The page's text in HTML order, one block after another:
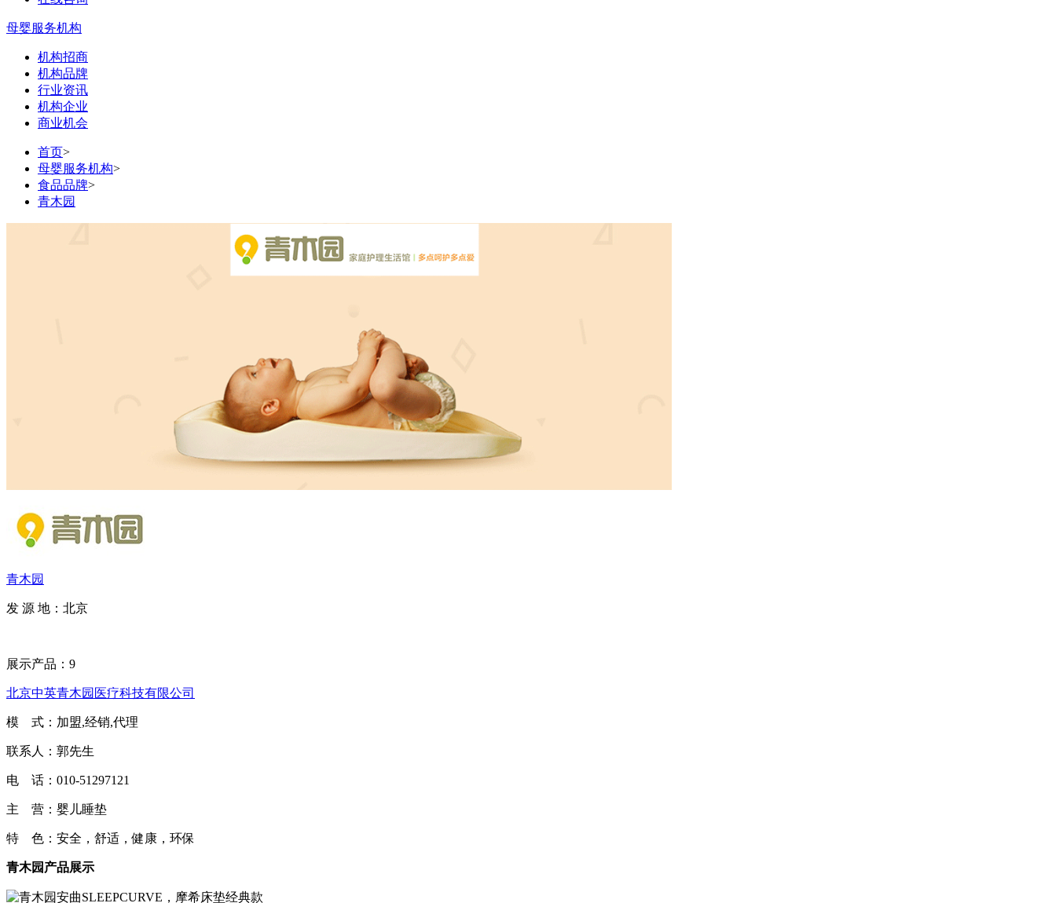
母婴服务机构
机构招商
机构品牌
行业资讯
机构企业
商业机会
首页>
母婴服务机构>
食品品牌>
青木园
青木园
发 源 地：北京
展示产品：9
北京中英青木园医疗科技有限公司
模 式：加盟,经销,代理
联系人：郭先生
电 话：010-51297121
主 营：婴儿睡垫
特 色：安全，舒适，健康，环保
青木园产品展示